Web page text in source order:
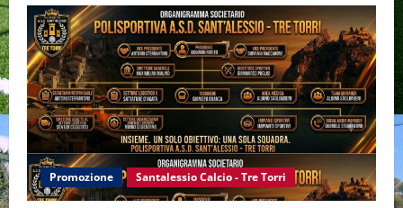
Promozione Santalessio Calcio - Tre Torri